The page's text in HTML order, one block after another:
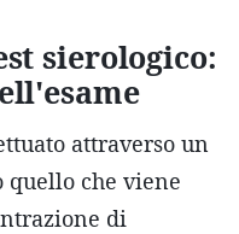
sierologico:
attraverso un
quello che viene
di